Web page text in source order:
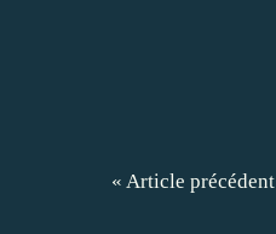
« Article précédent